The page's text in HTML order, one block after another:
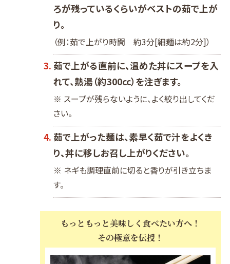
ろが残っているくらいがベストの茹で上が
り。
（例：茹で上がり時間 約3分[細麺は約2分]）
茹で上がる直前に、温めた丼にスープを入
れて、熱湯（約300cc）を注ぎます。
※ スープが残らないように、よく絞り出してくだ
さい。
茹で上がった麺は、素早く茹で汁をよくき
り、丼に移しお召し上がりください。
※ ネギも調理直前に切ると香りが引き立ちま
す。
もっともっと美味しく食べたい方へ！
その極意を伝授！